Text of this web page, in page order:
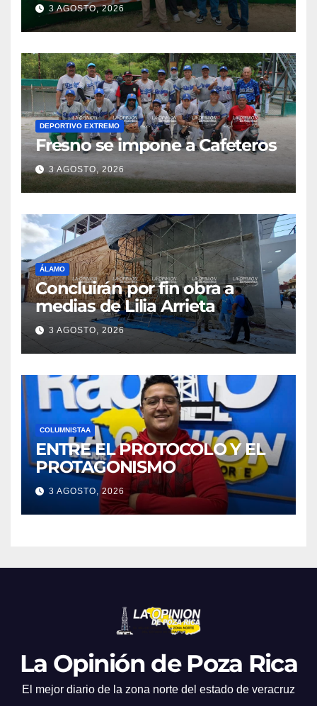
3 AGOSTO, 2026
DEPORTIVO EXTREMO
Fresno se impone a Cafeteros
3 AGOSTO, 2026
ÁLAMO
Concluirán por fin obra a
medias de Lilia Arrieta
3 AGOSTO, 2026
COLUMNISTAA
ENTRE EL PROTOCOLO Y EL
PROTAGONISMO
3 AGOSTO, 2026
La Opinión de Poza Rica
El mejor diario de la zona norte del estado de veracruz